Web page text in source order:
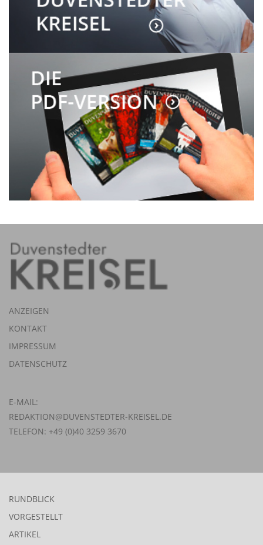
ANZEIGEN
KONTAKT
IMPRESSUM
DATENSCHUTZ
E-MAIL:
REDAKTION@DUVENSTEDTER-KREISEL.DE
TELEFON: +49 (0)40 3259 3670
RUNDBLICK
VORGESTELLT
ARTIKEL